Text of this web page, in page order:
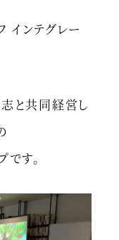
インテグレー
と共同経営し
です。